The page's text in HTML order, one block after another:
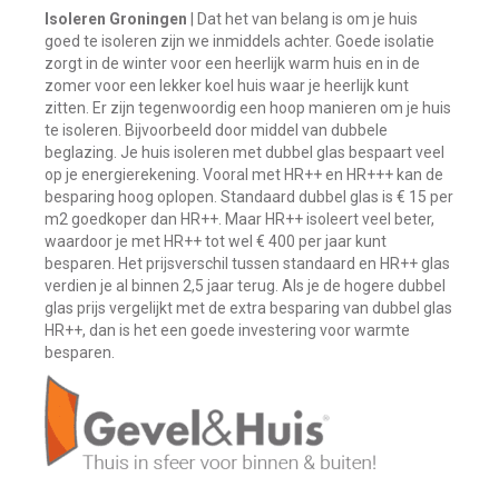
Isoleren Groningen | Dat het van belang is om je huis
goed te isoleren zijn we inmiddels achter. Goede isolatie
zorgt in de winter voor een heerlijk warm huis en in de
zomer voor een lekker koel huis waar je heerlijk kunt
zitten. Er zijn tegenwoordig een hoop manieren om je huis
te isoleren. Bijvoorbeeld door middel van dubbele
beglazing. Je huis isoleren met dubbel glas bespaart veel
op je energierekening. Vooral met HR++ en HR+++ kan de
besparing hoog oplopen. Standaard dubbel glas is € 15 per
m2 goedkoper dan HR++. Maar HR++ isoleert veel beter,
waardoor je met HR++ tot wel € 400 per jaar kunt
besparen. Het prijsverschil tussen standaard en HR++ glas
verdien je al binnen 2,5 jaar terug. Als je de hogere dubbel
glas prijs vergelijkt met de extra besparing van dubbel glas
HR++, dan is het een goede investering voor warmte
besparen.